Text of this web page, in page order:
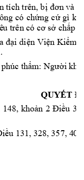
tích trên, bị đơn và
có chứng cứ gì
u trên có cơ sở chấp
đại diện Viện Kim
thẩm: Người khá
QUYẾT
148, khoản 2 Điều
u 131, 328, 357, 4